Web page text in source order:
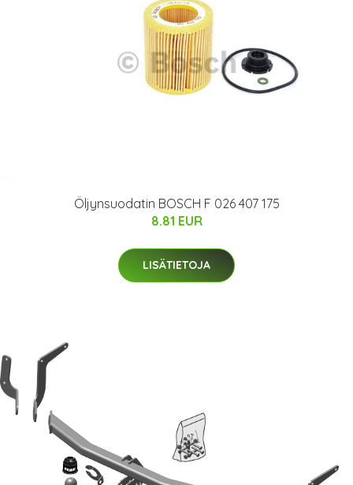
Öljynsuodatin BOSCH F 026 407 175
8.81 EUR
LISÄTIETOJA